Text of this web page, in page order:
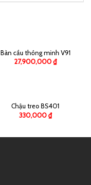
Bàn cầu thông minh V91
27,900,000₫
Chậu treo BS401
330,000₫